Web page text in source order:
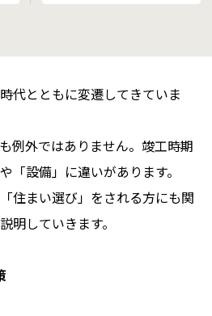
代とともに変遷してきていま
例外ではありません。竣工時期
「設備」に違いがあります。
住まい選び」をされる方にも関
明していきます。